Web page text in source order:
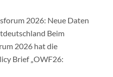
2026: Neue Daten
Beim
2026 hat die
Brief „OWF26: